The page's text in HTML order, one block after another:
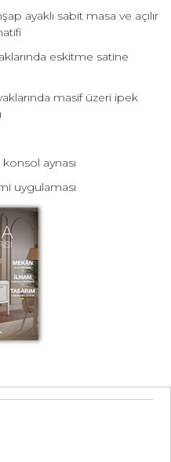
ayaklı sabit masa ve açılır
eskitme satine
masif üzeri ipek
konsol aynası
uygulaması